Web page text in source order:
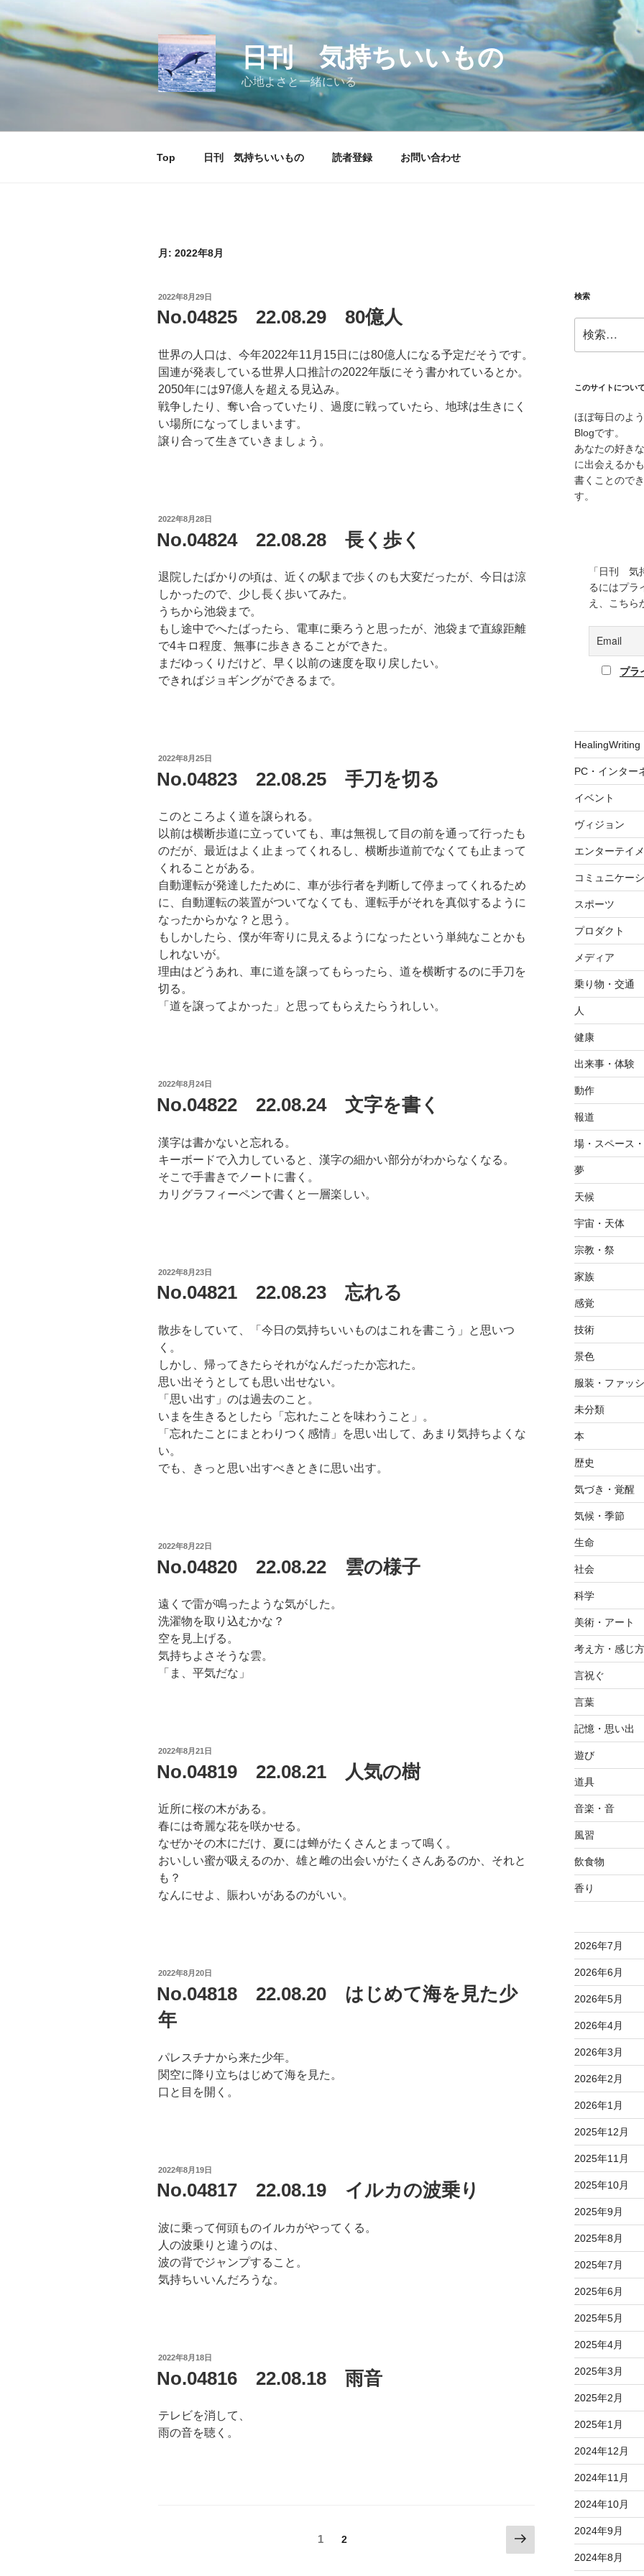
ン
テ
ン
キ
日刊 気持ちいいもの
心地よさと一緒にいる
Top 日刊 気持ちいいもの 読者登録 お問い合わせ
月: 2022年8月
投
日:
2022年8月29日
No.04825 22.08.29 80億人
世界の人口は、今年2022年11月15日には80億人になる予定だそうです。
国連が発表している世界人口推計の2022年版にそう書かれているとか。
2050年には97億人を超える見込み。
戦争したり、奪い合っていたり、過度に戦っていたら、地球は生きにく
い場所になってしまいます。
譲り合って生きていきましょう。
投
日:
2022年8月28日
No.04824 22.08.28 長く歩く
退院したばかりの頃は、近くの駅まで歩くのも大変だったが、今日は涼
しかったので、少し長く歩いてみた。
うちから池袋まで。
もし途中でへたばったら、電車に乗ろうと思ったが、池袋まで直線距離
で4キロ程度、無事に歩ききることができた。
まだゆっくりだけど、早く以前の速度を取り戻したい。
できればジョギングができるまで。
投
日:
2022年8月25日
No.04823 22.08.25 手刀を切る
このところよく道を譲られる。
以前は横断歩道に立っていても、車は無視して目の前を通って行ったも
のだが、最近はよく止まってくれるし、横断歩道前でなくても止まって
くれることがある。
自動運転が発達したために、車が歩行者を判断して停まってくれるため
に、自動運転の装置がついてなくても、運転手がそれを真似するように
なったからかな？と思う。
もしかしたら、僕が年寄りに見えるようになったという単純なことかも
しれないが。
理由はどうあれ、車に道を譲ってもらったら、道を横断するのに手刀を
切る。
「道を譲ってよかった」と思ってもらえたらうれしい。
投
日:
2022年8月24日
No.04822 22.08.24 文字を書く
漢字は書かないと忘れる。
キーボードで入力していると、漢字の細かい部分がわからなくなる。
そこで手書きでノートに書く。
カリグラフィーペンで書くと一層楽しい。
投
日:
2022年8月23日
No.04821 22.08.23 忘れる
散歩をしていて、「今日の気持ちいいものはこれを書こう」と思いつ
く。
しかし、帰ってきたらそれがなんだったか忘れた。
思い出そうとしても思い出せない。
「思い出す」のは過去のこと。
いまを生きるとしたら「忘れたことを味わうこと」。
「忘れたことにまとわりつく感情」を思い出して、あまり気持ちよくな
い。
でも、きっと思い出すべきときに思い出す。
投
日:
2022年8月22日
No.04820 22.08.22 雲の様子
遠くで雷が鳴ったような気がした。
洗濯物を取り込むかな？
空を見上げる。
気持ちよさそうな雲。
「ま、平気だな」
投
日:
2022年8月21日
No.04819 22.08.21 人気の樹
近所に桜の木がある。
春には奇麗な花を咲かせる。
なぜかその木にだけ、夏には蝉がたくさんとまって鳴く。
おいしい蜜が吸えるのか、雄と雌の出会いがたくさんあるのか、それと
も？
なんにせよ、賑わいがあるのがいい。
投
日:
2022年8月20日
No.04818 22.08.20 はじめて海を見た少
年
パレスチナから来た少年。
関空に降り立ちはじめて海を見た。
口と目を開く。
投
日:
2022年8月19日
No.04817 22.08.19 イルカの波乗り
波に乗って何頭ものイルカがやってくる。
人の波乗りと違うのは、
波の背でジャンプすること。
気持ちいいんだろうな。
投
日:
2022年8月18日
No.04816 22.08.18 雨音
テレビを消して、
雨の音を聴く。
固
1
固
2
次
の
検索
索:
このサイトについ
ほぼ毎日のよ
Blogです。
あなたの好き
に出会えるか
書くことので
す。
「日刊 気
るにはプラ
え、こちら
プラ
HealingWriting
PC・インター
イベント
ヴィジョン
エンターテイ
コミュニケー
スポーツ
プロダクト
メディア
乗り物・交通
人
健康
出来事・体験
動作
報道
場・スペース
夢
天候
宇宙・天体
宗教・祭
家族
感覚
技術
景色
服装・ファッ
未分類
本
歴史
気づき・覚醒
気候・季節
生命
社会
科学
美術・アート
考え方・感じ方
言祝ぐ
言葉
記憶・思い出
遊び
道具
音楽・音
風習
飲食物
香り
2026年7月
2026年6月
2026年5月
2026年4月
2026年3月
2026年2月
2026年1月
2025年12月
2025年11月
2025年10月
2025年9月
2025年8月
2025年7月
2025年6月
2025年5月
2025年4月
2025年3月
2025年2月
2025年1月
2024年12月
2024年11月
2024年10月
2024年9月
2024年8月